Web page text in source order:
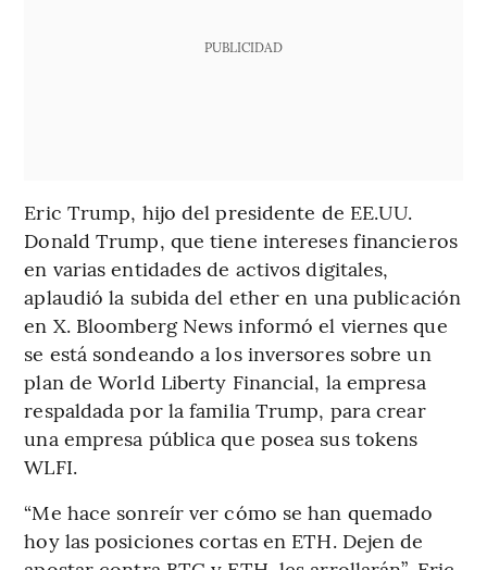
PUBLICIDAD
Eric Trump, hijo del presidente de EE.UU.
Donald Trump, que tiene intereses financieros
en varias entidades de activos digitales,
aplaudió la subida del ether en una publicación
en X. Bloomberg News informó el viernes que
se está sondeando a los inversores sobre un
plan de World Liberty Financial, la empresa
respaldada por la familia Trump, para crear
una empresa pública que posea sus tokens
WLFI.
“Me hace sonreír ver cómo se han quemado
hoy las posiciones cortas en ETH. Dejen de